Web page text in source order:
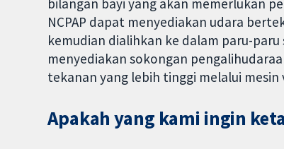
NCPAP dapat menyediakan udara
kemudian dialihkan ke dalam paru-
menyediakan sokongan
tekanan yang lebih tinggi melalui
Apakah yang kami ingin